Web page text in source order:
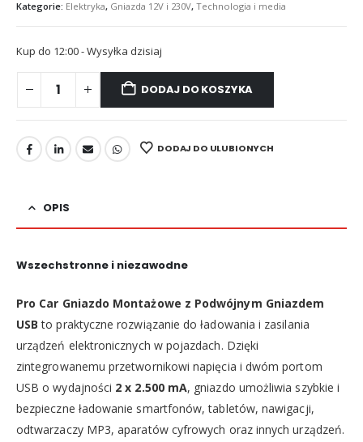
Kategorie: Elektryka, Gniazda 12V i 230V, Technologia i media
Kup do 12:00 - Wysyłka dzisiaj
DODAJ DO KOSZYKA
DODAJ DO ULUBIONYCH
OPIS
Wszechstronne i niezawodne
Pro Car Gniazdo Montażowe z Podwójnym Gniazdem
USB to praktyczne rozwiązanie do ładowania i zasilania
urządzeń elektronicznych w pojazdach. Dzięki
zintegrowanemu przetwornikowi napięcia i dwóm portom
USB o wydajności 2 x 2.500 mA, gniazdo umożliwia szybkie i
bezpieczne ładowanie smartfonów, tabletów, nawigacji,
odtwarzaczy MP3, aparatów cyfrowych oraz innych urządzeń.